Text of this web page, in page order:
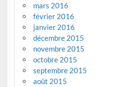
mars 2016
février 2016
janvier 2016
décembre 2015
novembre 2015
octobre 2015
septembre 2015
août 2015